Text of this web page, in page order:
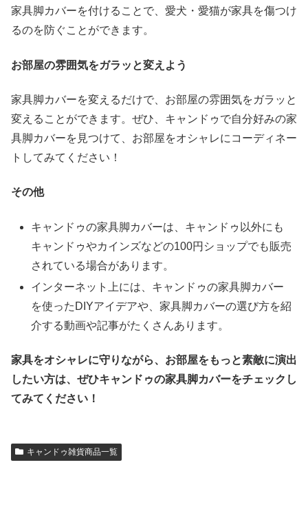
家具脚カバーを付けることで、愛犬・愛猫が家具を傷つけ
るのを防ぐことができます。
お部屋の雰囲気をガラッと変えよう
家具脚カバーを変えるだけで、お部屋の雰囲気をガラッと
変えることができます。ぜひ、キャンドゥで自分好みの家
具脚カバーを見つけて、お部屋をオシャレにコーディネー
トしてみてください！
その他
キャンドゥの家具脚カバーは、キャンドゥ以外にも
キャンドゥやカインズなどの100円ショップでも販売
されている場合があります。
インターネット上には、キャンドゥの家具脚カバー
を使ったDIYアイデアや、家具脚カバーの選び方を紹
介する動画や記事がたくさんあります。
家具をオシャレに守りながら、お部屋をもっと素敵に演出
したい方は、ぜひキャンドゥの家具脚カバーをチェックし
てみてください！
キャンドゥ雑貨商品一覧